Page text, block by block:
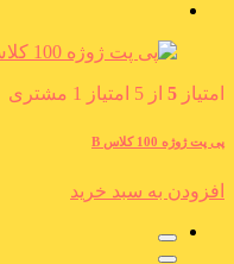
امتیاز 5 از 5 امتیاز 1 مشتری
پی پت ژوژه 100 کلاس B
افزودن به سبد خرید